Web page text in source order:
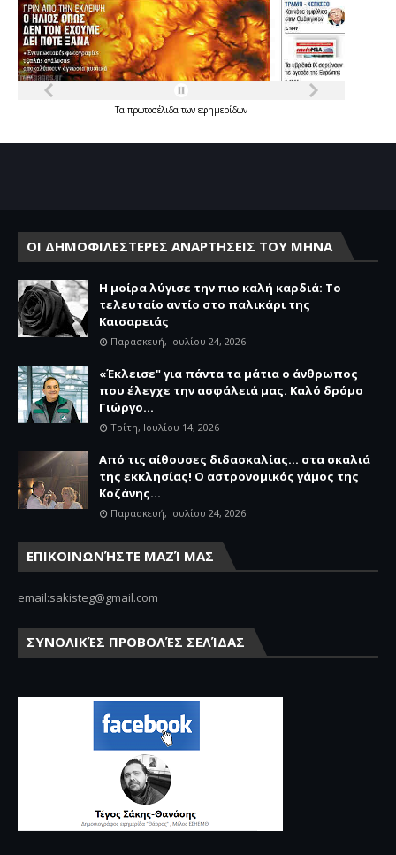
Τα πρωτοσέλιδατων εφημερίδων
ΟΙ ΔΗΜΟΦΙΛΕΣΤΕΡΕΣ ΑΝΑΡΤΗΣΕΙΣ ΤΟΥ ΜΗΝΑ
Η μοίρα λύγισε την πιο καλή καρδιά: Το
τελευταίο αντίο στο παλικάρι της
Καισαρειάς
Παρασκευή, Ιουλίου 24, 2026
«Έκλεισε" για πάντα τα μάτια ο άνθρωπος
που έλεγχε την ασφάλειά μας. Καλό δρόμο
Γιώργο...
Τρίτη, Ιουλίου 14, 2026
Από τις αίθουσες διδασκαλίας… στα σκαλιά
της εκκλησίας! Ο αστρονομικός γάμος της
Κοζάνης...
Παρασκευή, Ιουλίου 24, 2026
ΕΠΙΚΟΙΝΩΝΉΣΤΕ ΜΑΖΊ ΜΑΣ
email:sakisteg@gmail.com
ΣΥΝΟΛΙΚΈΣ ΠΡΟΒΟΛΈΣ ΣΕΛΊΔΑΣ